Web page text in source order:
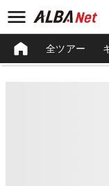
全ツアー